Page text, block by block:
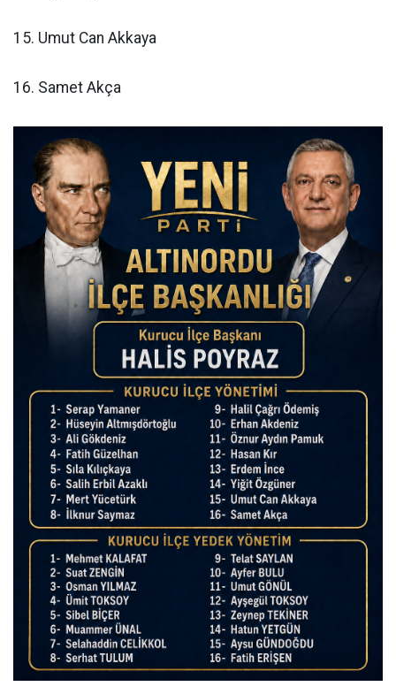
15. Umut Can Akkaya
16. Samet Akça